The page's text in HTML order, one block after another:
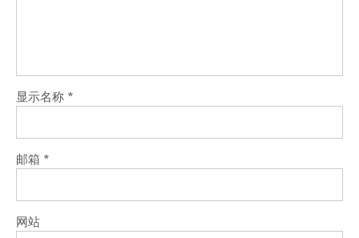
显示名称 *
邮箱 *
网站